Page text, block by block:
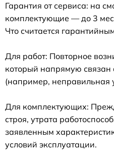
Гарантия от сервиса: на
комплектующие — до 3
Что считается
Для работ: Повторное
который напрямую связан
(например, неправильная
Для комплектующих:
строя, утрата
заявленным
условий эксплуатации.